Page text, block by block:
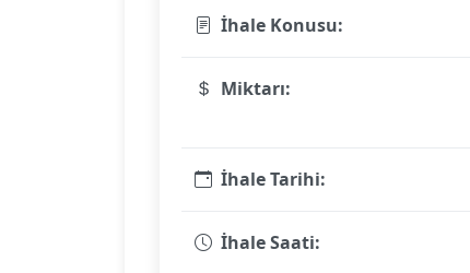
İhale Konusu:
Miktarı:
İhale Tarihi:
İhale Saati: